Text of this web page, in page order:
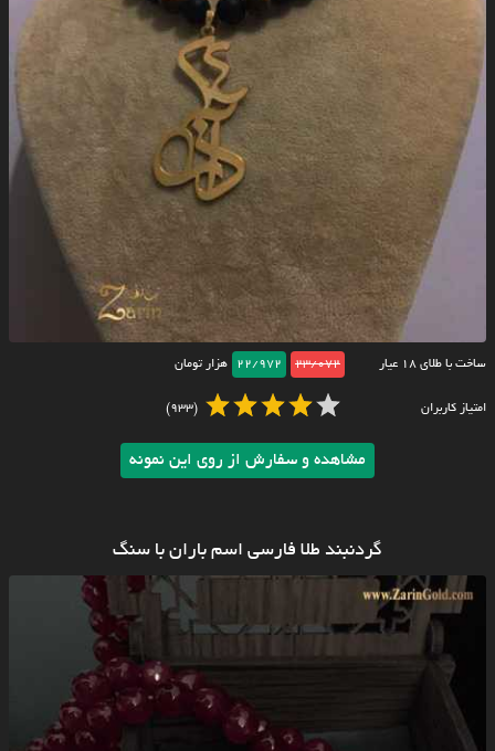
ساخت با طلای ۱۸ عیار 23/072
22/972 هزار تومان
امتیاز کاربران (933)
مشاهده و سفارش از روی این نمونه
گردنبند طلا فارسی اسم باران با سنگ